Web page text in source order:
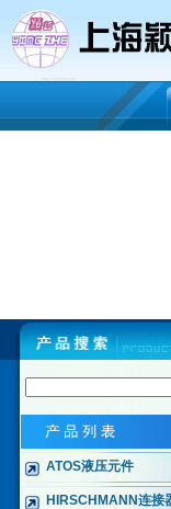
ATOS液压元件
HIRSCHMANN连接